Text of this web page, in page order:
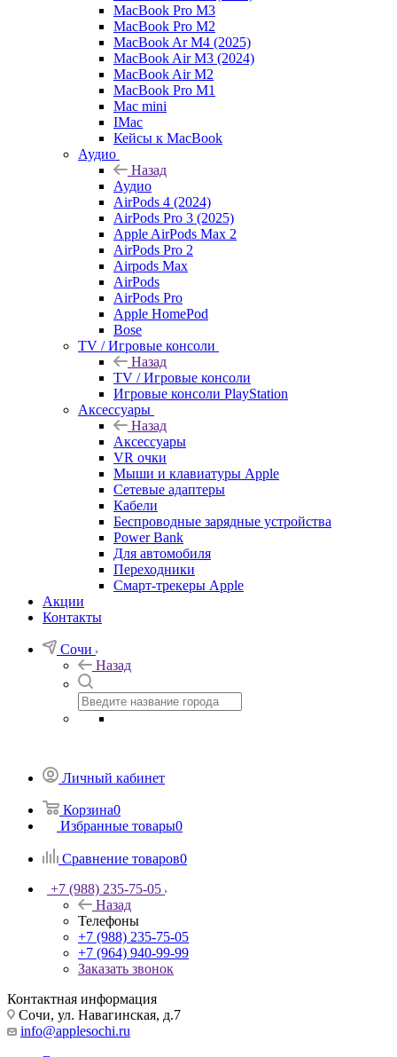
MacBook Pro M3
MacBook Pro M2
MacBook Ar M4 (2025)
MacBook Air M3 (2024)
MacBook Air M2
MacBook Pro M1
Mac mini
IMac
Кейсы к MacBook
Аудио
Назад
Аудио
AirPods 4 (2024)
AirPods Pro 3 (2025)
Apple AirPods Max 2
AirPods Pro 2
Airpods Max
AirPods
AirPods Pro
Apple HomePod
Bose
TV / Игровые консоли
Назад
TV / Игровые консоли
Игровые консоли PlayStation
Аксессуары
Назад
Аксессуары
VR очки
Мыши и клавиатуры Apple
Сетевые адаптеры
Кабели
Беспроводные зарядные устройства
Power Bank
Для автомобиля
Переходники
Смарт-трекеры Apple
Акции
Контакты
Сочи
Назад
Личный кабинет
Корзина0
Избранные товары0
Сравнение товаров0
+7 (988) 235-75-05
Назад
Телефоны
+7 (988) 235-75-05
+7 (964) 940-99-99
Заказать звонок
Контактная информация
Сочи, ул. Навагинская, д.7
info@applesochi.ru